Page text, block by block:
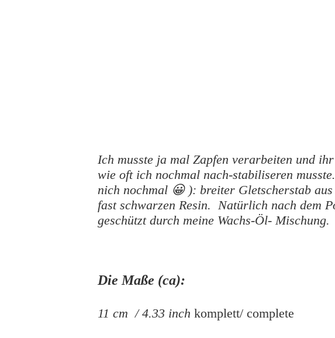
Ich musste ja mal Zapfen verarbeiten und
wie oft ich nochmal nach-stabiliseren
nich nochmal 😀 ): breiter Gletscherstab
fast schwarzen Resin. Natürlich nach dem
geschützt durch meine Wachs-Öl- Mischung.
Die Maße (ca):
11 cm / 4.33 inch komplett/ complete